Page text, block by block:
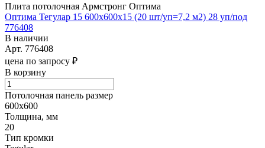
Плита потолочная Армстронг Оптима
Оптима Тегулар 15 600х600х15 (20 шт/уп=7,2 м2) 28 уп/под
776408
В наличии
Арт. 776408
цена по запросу ₽
В корзину
Потолочная панель размер
600х600
Толщина, мм
20
Тип кромки